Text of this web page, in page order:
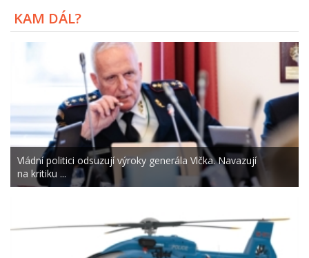
KAM DÁL?
Vládní politici odsuzují výroky generála Vlčka. Navazují
na kritiku ...